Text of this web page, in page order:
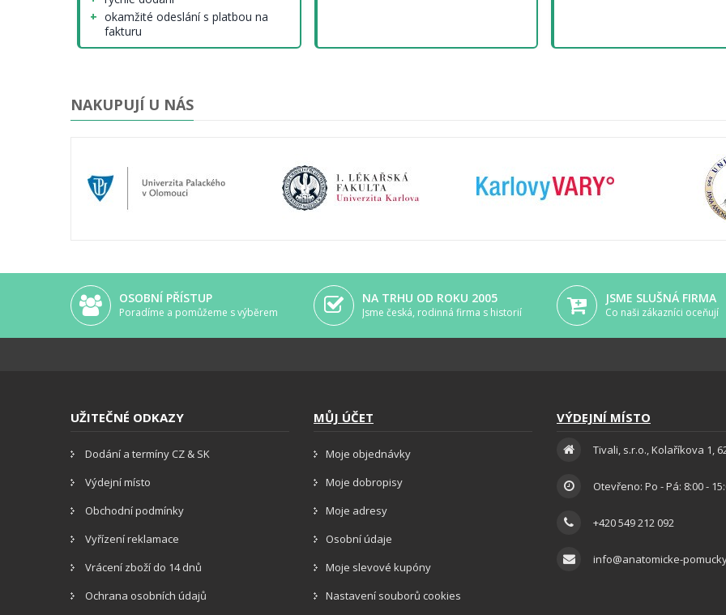
okamžité odeslání s platbou na
fakturu
nenalezl jsem (tedy krom cen
NAKUPUJÍ U NÁS
OSOBNÍ PŘÍSTUP
Poradíme a pomůžeme s výběrem
NA TRHU OD ROKU 2005
Jsme česká, rodinná firma s historií
JSME SLUŠNÁ FIRMA
Co naši zákazníci oceňují
UŽITEČNÉ ODKAZY
Dodání a termíny CZ & SK
Výdejní místo
Obchodní podmínky
Vyřízení reklamace
Vrácení zboží do 14 dnů
Ochrana osobních údajů
MŮJ ÚČET
Moje objednávky
Moje dobropisy
Moje adresy
Osobní údaje
Moje slevové kupóny
Nastavení souborů cookies
VÝDEJNÍ MÍSTO
Tivali, s.r.o., Kolaříkova 1,
Otevřeno: Po - Pá: 8:00 -
+420 549 212 092
info@anatomicke-